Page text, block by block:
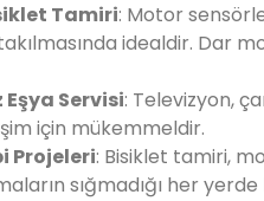
Tamiri: Motor
idealdir. Dar
Servisi: Televizyon,
için mükemmeldir.
Projeleri: Bisiklet tamiri,
sığmadığı her